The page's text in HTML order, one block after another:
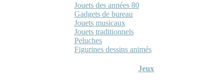
Jouets des années 80
Gadgets de bureau
Jouets musicaux
Jouets traditionnels
Peluches
Figurines dessins animés
Jeux